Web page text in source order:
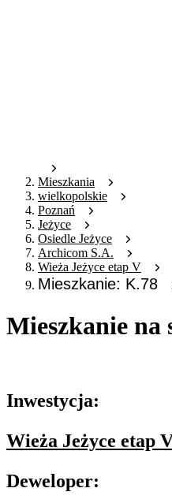
Mieszkania
wielkopolskie
Poznań
Jeżyce
Osiedle Jeżyce
Archicom S.A.
Wieża Jeżyce etap V
Mieszkanie: K.78
Mieszkanie na
Inwestycja:
Wieża Jeżyce etap
Deweloper: